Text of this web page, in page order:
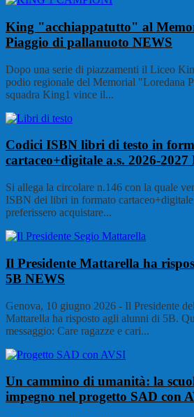
King "acchiappatutto" al
Piaggio di pallanuoto NEWS
Dopo una serie di piazzamenti il Liceo
podio regionale del Memorial "Loredana
squadra King1 vince il...
Codici ISBN libri di testo in
cartaceo+digitale a.s. 2026-2027
Si allega la circolare n.146 con la quale
ISBN dei libri in formato
preferissero acquistare...
Il Presidente Mattarella ha
5B NEWS
Genova, 10 giugno 2026 - Il Presidente
Mattarella ha risposto agli alunni di 5B.
messaggio: Care ragazze e cari...
Un cammino di umanità: la
impegno nel progetto SAD con